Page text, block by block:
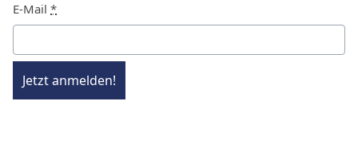
E-Mail *
Jetzt anmelden!